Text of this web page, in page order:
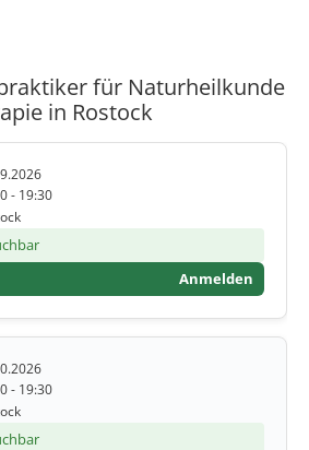
für Naturheilkunde
in Rostock
- 19:30
Anmelden
- 19:30